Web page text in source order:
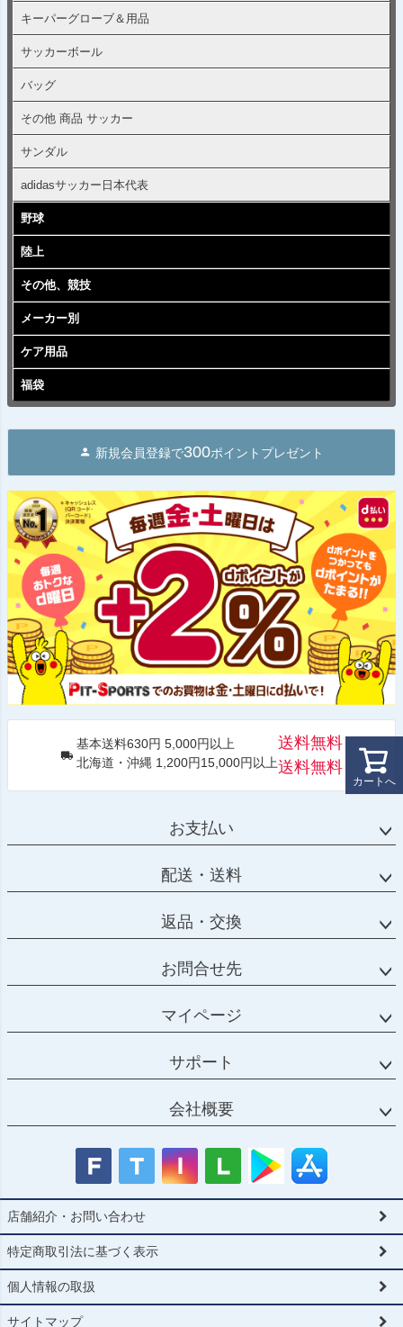
カートへ
キーパーグローブ＆用品
サッカーボール
バッグ
その他 商品 サッカー
サンダル
adidasサッカー日本代表
野球
陸上
その他、競技
メーカー別
ケア用品
福袋
新規会員登録で300ポイントプレゼント
基本送料630円 5,000円以上
北海道・沖縄 1,200円15,000円以上
送料無料
送料無料
お支払い
配送・送料
返品・交換
お問合せ先
マイページ
サポート
会社概要
店舗紹介・お問い合わせ
特定商取引法に基づく表示
個人情報の取扱
サイトマップ